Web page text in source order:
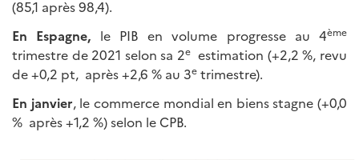
(85,1 après 98,4).
En Espagne, le PIB en volume progresse au 4ème
trimestre de 2021 selon sa 2e estimation (+2,2 %, revu
de +0,2 pt, après +2,6 % au 3e trimestre).
En janvier, le commerce mondial en biens stagne (+0,0
% après +1,2 %) selon le CPB.